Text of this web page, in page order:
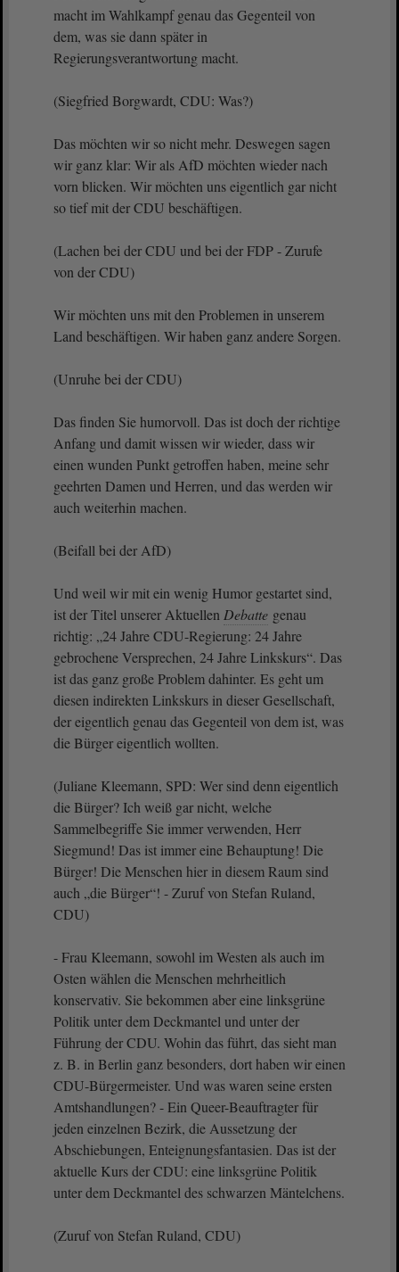
macht im Wahlkampf genau das Gegenteil von
dem, was sie dann später in
Regierungsverantwortung macht.
(Siegfried Borgwardt, CDU: Was?)
Das möchten wir so nicht mehr. Deswegen sagen
wir ganz klar: Wir als AfD möchten wieder nach
vorn blicken. Wir möchten uns eigentlich gar nicht
so tief mit der CDU beschäftigen.
(Lachen bei der CDU und bei der FDP - Zurufe
von der CDU)
Wir möchten uns mit den Problemen in unserem
Land beschäftigen. Wir haben ganz andere Sorgen.
(Unruhe bei der CDU)
Das finden Sie humorvoll. Das ist doch der richtige
Anfang und damit wissen wir wieder, dass wir
einen wunden Punkt getroffen haben, meine sehr
geehrten Damen und Herren, und das werden wir
auch weiterhin machen.
(Beifall bei der AfD)
Und weil wir mit ein wenig Humor gestartet sind,
ist der Titel unserer Aktuellen Debatte genau
richtig: „24 Jahre CDU-Regierung: 24 Jahre
gebrochene Versprechen, 24 Jahre Linkskurs“. Das
ist das ganz große Problem dahinter. Es geht um
diesen indirekten Linkskurs in dieser Gesellschaft,
der eigentlich genau das Gegenteil von dem ist, was
die Bürger eigentlich wollten.
(Juliane Kleemann, SPD: Wer sind denn eigentlich
die Bürger? Ich weiß gar nicht, welche
Sammelbegriffe Sie immer verwenden, Herr
Siegmund! Das ist immer eine Behauptung! Die
Bürger! Die Menschen hier in diesem Raum sind
auch „die Bürger“! - Zuruf von Stefan Ruland,
CDU)
- Frau Kleemann, sowohl im Westen als auch im
Osten wählen die Menschen mehrheitlich
konservativ. Sie bekommen aber eine linksgrüne
Politik unter dem Deckmantel und unter der
Führung der CDU. Wohin das führt, das sieht man
z. B. in Berlin ganz besonders, dort haben wir einen
CDU-Bürgermeister. Und was waren seine ersten
Amtshandlungen? - Ein Queer-Beauftragter für
jeden einzelnen Bezirk, die Aussetzung der
Abschiebungen, Enteignungsfantasien. Das ist der
aktuelle Kurs der CDU: eine linksgrüne Politik
unter dem Deckmantel des schwarzen Mäntelchens.
(Zuruf von Stefan Ruland, CDU)